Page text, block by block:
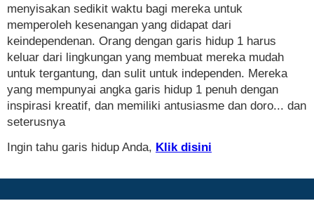
menyisakan sedikit waktu bagi mereka untuk
memperoleh kesenangan yang didapat dari
keindependenan. Orang dengan garis hidup 1 harus
keluar dari lingkungan yang membuat mereka mudah
untuk tergantung, dan sulit untuk independen. Mereka
yang mempunyai angka garis hidup 1 penuh dengan
inspirasi kreatif, dan memiliki antusiasme dan doro... dan
seterusnya
Ingin tahu garis hidup Anda, Klik disini